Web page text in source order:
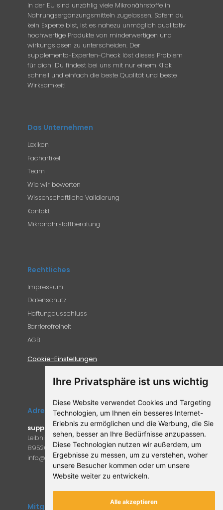
Ihre Privatsphäre ist uns wichtig
Diese Website verwendet Cookies und Targeting
Technologien, um Ihnen ein besseres Internet-
Erlebnis zu ermöglichen und die Werbung, die Sie
sehen, besser an Ihre Bedürfnisse anzupassen.
Diese Technologien nutzen wir außerdem, um
Ergebnisse zu messen, um zu verstehen, woher
unsere Besucher kommen oder um unsere
Website weiter zu entwickeln.
Alle akzeptieren
In der EU sind unzählig viele Mikronährstoffe in
Nahrungsergänzungsmitteln zugelassen. Sofern du
kein Experte bist, ist es nahezu unmöglich qualitativ
hochwertige Produkte von minderwertigen und
wirkungslosen zu unterscheiden. Der
supplemento-Experten-Check löst dieses Problem
für dich! Du findest bei uns mit nur einem Klick
schnell und einfach die beste Qualität und beste
Wirksamkeit!
Das Unternehmen
Lexikon
Fachartikel
Team
Wie wir bewerten
Wissenschaftliche Validierung
Kontakt
Mikronährstoffberatung
Rechtliches
Impressum
Datenschutz
Haftungausschluss
Barrierefreiheit
AGB
Cookie-Einstellungen
Adresse
supplemento.de
Leibniz-Campus 9
89520 Heidenheim an der Brenz
info@supplemento.de
Mitglied des Forum